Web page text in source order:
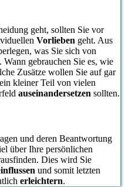
geht, sollten Sie vor
Vorlieben geht. Aus
was Sie sich von
gebrauchen Sie es, wie
Zusätze wollen Sie auf gar
kleiner Teil von vielen
auseinandersetzen sollten.
und deren Beantwortung
über Ihre persönlichen
Dies wird Sie
und somit letzten
erleichtern.